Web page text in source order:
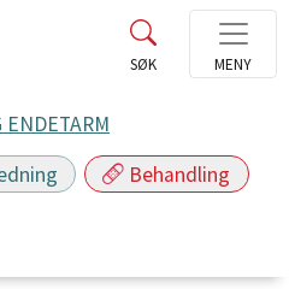
ENDETARM
Behandling